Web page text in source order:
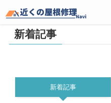
新着記事
新着記事